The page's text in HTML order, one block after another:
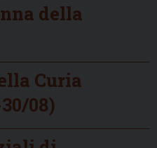
della
Curia
08)